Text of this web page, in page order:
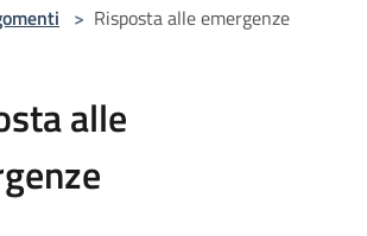
> Risposta alle emergenze
alle